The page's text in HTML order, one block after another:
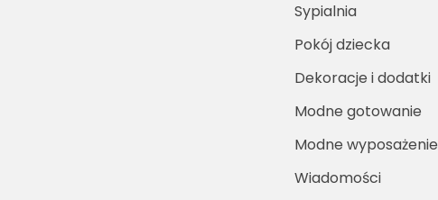
Sypialnia
Pokój dziecka
Dekoracje i dodatki
Modne gotowanie
Modne wyposażenie
Wiadomości